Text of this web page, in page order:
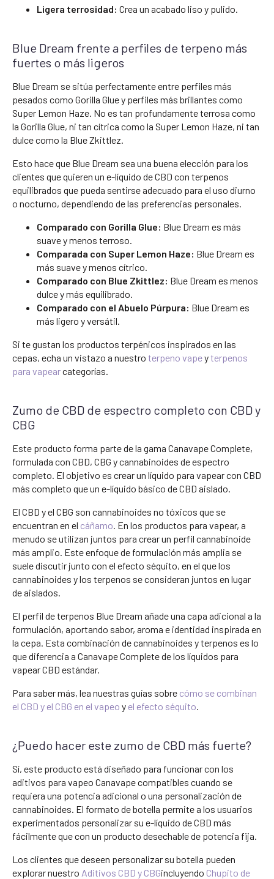
Ligera terrosidad: Crea un acabado liso y pulido.
Blue Dream frente a perfiles de terpeno más
fuertes o más ligeros
Blue Dream se sitúa perfectamente entre perfiles más
pesados como Gorilla Glue y perfiles más brillantes como
Super Lemon Haze. No es tan profundamente terrosa como
la Gorilla Glue, ni tan cítrica como la Super Lemon Haze, ni tan
dulce como la Blue Zkittlez.
Esto hace que Blue Dream sea una buena elección para los
clientes que quieren un e-líquido de CBD con terpenos
equilibrados que pueda sentirse adecuado para el uso diurno
o nocturno, dependiendo de las preferencias personales.
Comparado con Gorilla Glue: Blue Dream es más
suave y menos terroso.
Comparada con Super Lemon Haze: Blue Dream es
más suave y menos cítrico.
Comparado con Blue Zkittlez: Blue Dream es menos
dulce y más equilibrado.
Comparado con el Abuelo Púrpura: Blue Dream es
más ligero y versátil.
Si te gustan los productos terpénicos inspirados en las
cepas, echa un vistazo a nuestro terpeno vapeyterpenos
para vapearcategorías.
Zumo de CBD de espectro completo con CBD y
CBG
Este producto forma parte de la gama Canavape Complete,
formulada con CBD, CBG y cannabinoides de espectro
completo. El objetivo es crear un líquido para vapear con CBD
más completo que un e-líquido básico de CBD aislado.
El CBD y el CBG son cannabinoides no tóxicos que se
encuentran en el cáñamo . En los productos para vapear, a
menudo se utilizan juntos para crear un perfil cannabinoide
más amplio. Este enfoque de formulación más amplia se
suele discutir junto con el efecto séquito, en el que los
cannabinoides y los terpenos se consideran juntos en lugar
de aislados.
El perfil de terpenos Blue Dream añade una capa adicional a la
formulación, aportando sabor, aroma e identidad inspirada en
la cepa. Esta combinación de cannabinoides y terpenos es lo
que diferencia a Canavape Complete de los líquidos para
vapear CBD estándar.
Para saber más, lea nuestras guías sobre cómo se combinan
el CBD y el CBG en el vapeo y el efecto séquito
¿Puedo hacer este zumo de CBD más fuerte?
Sí, este producto está diseñado para funcionar con los
aditivos para vapeo Canavape compatibles cuando se
requiera una potencia adicional o una personalización de
cannabinoides. El formato de botella permite a los usuarios
experimentados personalizar su e-líquido de CBD más
fácilmente que con un producto desechable de potencia fija.
Los clientes que deseen personalizar su botella pueden
explorar nuestro Aditivos CBD y CBGincluyendo Chupito de